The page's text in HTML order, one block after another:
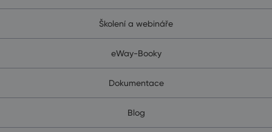
Školení a webináře
eWay-Booky
Dokumentace
Blog